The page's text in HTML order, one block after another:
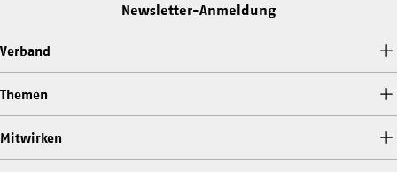
Newsletter-Anmeldung
Verband
Themen
Mitwirken